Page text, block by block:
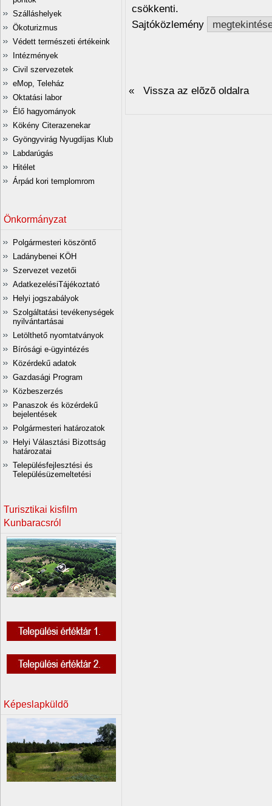
Szálláshelyek
Ökoturizmus
Védett természeti értékeink
Intézmények
Civil szervezetek
eMop, Teleház
Oktatási labor
Élő hagyományok
Kökény Citerazenekar
Gyöngyvirág Nyugdíjas Klub
Labdarúgás
Hitélet
Árpád kori templomrom
Önkormányzat
Polgármesteri köszöntő
Ladánybenei KÖH
Szervezet vezetői
AdatkezelésiTájékoztató
Helyi jogszabályok
Szolgáltatási tevékenységek
nyilvántartásai
Letölthető nyomtatványok
Bírósági e-ügyintézés
Közérdekű adatok
Gazdasági Program
Közbeszerzés
Panaszok és közérdekű
bejelentések
Polgármesteri határozatok
Helyi Választási Bizottság
határozatai
Településfejlesztési és
Településüzemeltetési
Turisztikai kisfilm
Kunbaracsról
Képeslapküldõ
csökkenti.
Sajtóközlemény
« Vissza az elõzõ oldalra